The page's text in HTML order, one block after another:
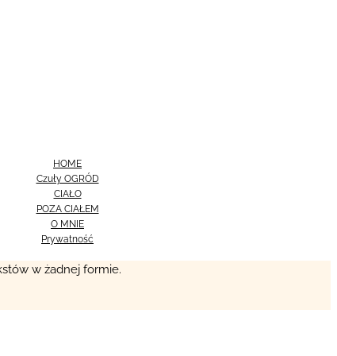
HOME
Czuły OGRÓD
CIAŁO
POZA CIAŁEM
O MNIE
Prywatność
w żadnej formie.